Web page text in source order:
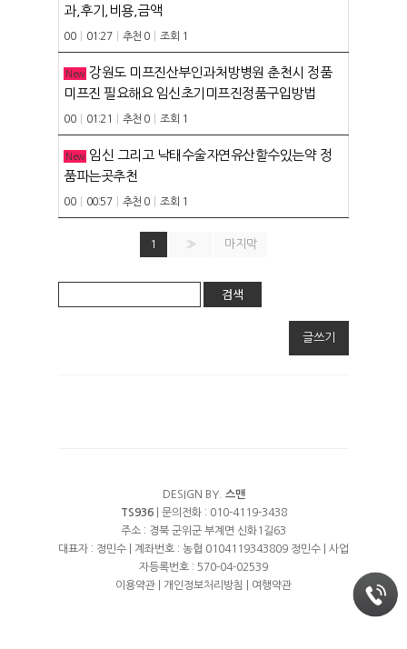
과,후기,비용,금액
00 01:27 추천 0 조회 1
New 강원도 미프진산부인과처방병원 춘천시 정품
미프진 필요해요 임신초기미프진정품구입방법
00 01:21 추천 0 조회 1
New 임신 그리고 낙태수술자연유산할수있는약 정
품파는곳추천
00 00:57 추천 0 조회 1
1 » 마지막
검색
글쓰기
DESIGN BY. 스맨
TS936| 문의전화 : 010-4119-3438
주소 : 경북 군위군 부계면 신화1길63
대표자 : 정민수 | 계좌번호 : 농협 0104119343809 정민수 | 사업
자등록번호 : 570-04-02539
이용약관
개인정보처리방침 여행약관